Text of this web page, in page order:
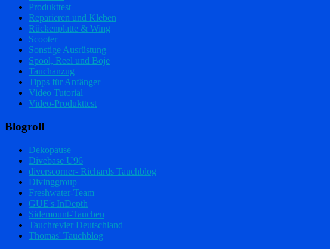
Produkttest
Reparieren und Kleben
Rückenplatte & Wing
Scooter
Sonstige Ausrüstung
Spool, Reel und Boje
Tauchanzug
Tipps für Anfänger
Video Tutorial
Video-Produkttest
Blogroll
Dekopause
Divebase U96
diverscorner- Richards Tauchblog
Divinggroup
Freshwater-Team
GUE's InDepth
Sidemount-Tauchen
Tauchrevier Deutschland
Thomas' Tauchblog